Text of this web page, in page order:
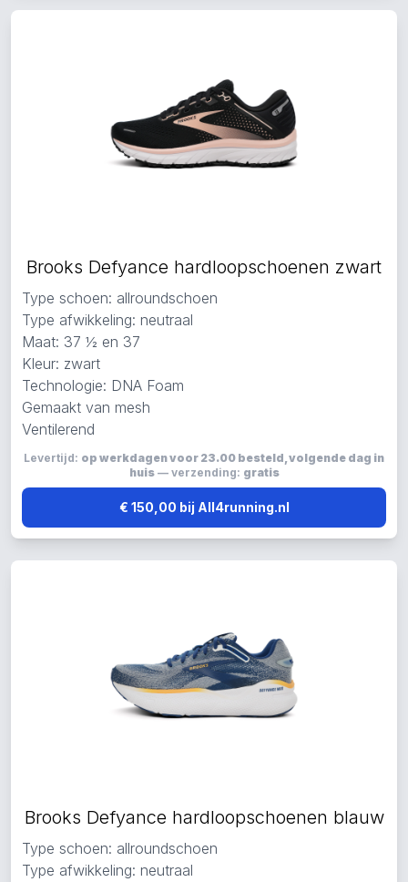
Brooks Defyance hardloopschoenen zwart
Type schoen: allroundschoen
Type afwikkeling: neutraal
Maat: 37 ½ en 37
Kleur: zwart
Technologie: DNA Foam
Gemaakt van mesh
Ventilerend
Levertijd: op werkdagen voor 23.00 besteld, volgende dag in
huis— verzending: gratis
€ 150,00 bij All4running.nl
Brooks Defyance hardloopschoenen blauw
Type schoen: allroundschoen
Type afwikkeling: neutraal